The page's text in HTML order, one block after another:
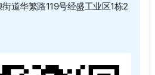
道华繁路119号经盛工业区1栋2